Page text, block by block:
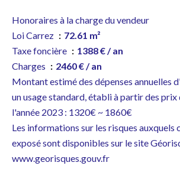
Honoraires à la charge du vendeur
Loi Carrez
72.61 m²
Taxe foncière
1388 € / an
Charges
2460 € / an
Montant estimé des dépenses annuelles
un usage standard, établi à partir des prix
l'année 2023 : 1320€ ~ 1860€
Les informations sur les risques auxquels
exposé sont disponibles sur le site
www.georisques.gouv.fr